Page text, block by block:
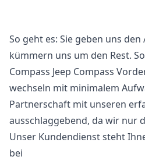
So geht es: Sie geben uns
kümmern uns um den Rest.
Compass Jeep Compass
wechseln mit minimalem
Partnerschaft mit unseren
ausschlaggebend, da wir nur
Unser Kundendienst steht
bei